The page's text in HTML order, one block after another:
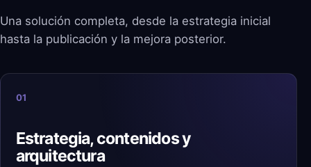
Una solución completa, desde la estrategia inicial
hasta la publicación y la mejora posterior.
01
Estrategia, contenidos y
arquitectura